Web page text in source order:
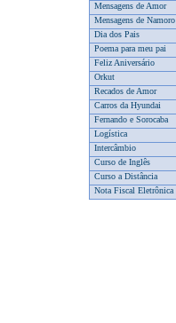
Mensagens de Amor
Mensagens de Namoro
Dia dos Pais
Poema para meu pai
Feliz Aniversário
Orkut
Recados de Amor
Carros da Hyundai
Fernando e Sorocaba
Logística
Intercâmbio
Curso de Inglês
Curso a Distância
Nota Fiscal Eletrônica